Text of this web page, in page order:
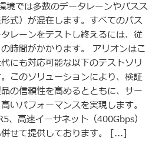
境では多数のデータレーンやバスス
式）が混在します。すべてのバス
レーンをテストし終えるには、従
時間がかかります。 アリオンはこ
にも対応可能な以下のテストソリ
このソリューションにより、検証
の信頼性を高めるとともに、サー
いパフォーマンスを実現します。
、高速イーサネット（400Gbps）
せて提供しております。 [...]